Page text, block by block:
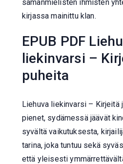
samanmielisten ihmisten
kirjassa mainittu klan.
EPUB PDF
liekinvarsi –
puheita
Liehuva liekinvarsi – Kirjeitä
pienet, sydämessä jäävät
syvältä vaikutuksesta,
tarina, joka tuntuu sekä
että yleisesti